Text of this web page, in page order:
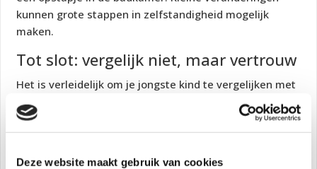
Deze website maakt gebruik van cookies
kunnen grote stappen in zelfstandigheid mogelijk
maken.
Tot slot: vergelijk niet, maar vertrouw
Het is verleidelijk om je jongste kind te vergelijken met
de oudere broer of zus. Maar elk kind heeft zijn eigen
tempo en stijl. Geef ruimte aan dat verschil. Kijk niet
alleen naar wat hij nóg niet doet, maar ook naar de